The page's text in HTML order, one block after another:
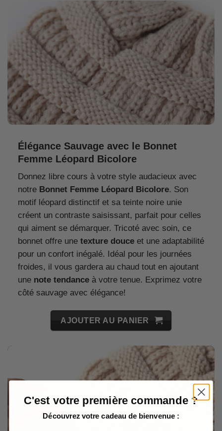
Élégance Sauvage avec le Bonnet
Femme Léopard Bicolore
Donnez libre cours à votre style audacieux avec
notre Bonnet Femme Léopard Bicolore. Son
motif léopard distinctif et sa teinte noire unie
créent un contraste saisissant, parfait pour celles
qui aiment se démarquer. Tricoté avec soin, ce
bonnet offre une texture douceet une adaptabilité
pour un confort inégalé. Idéal pour les journées
froides, il vous gardera au chaud tout en ajoutant
une note tendanceà votre tenue. Exprimez votre
côté sauvage avec élégance!
AJOUTER AU PANIER
C'est votre première commande ?
Découvrez votre cadeau de bienvenue :